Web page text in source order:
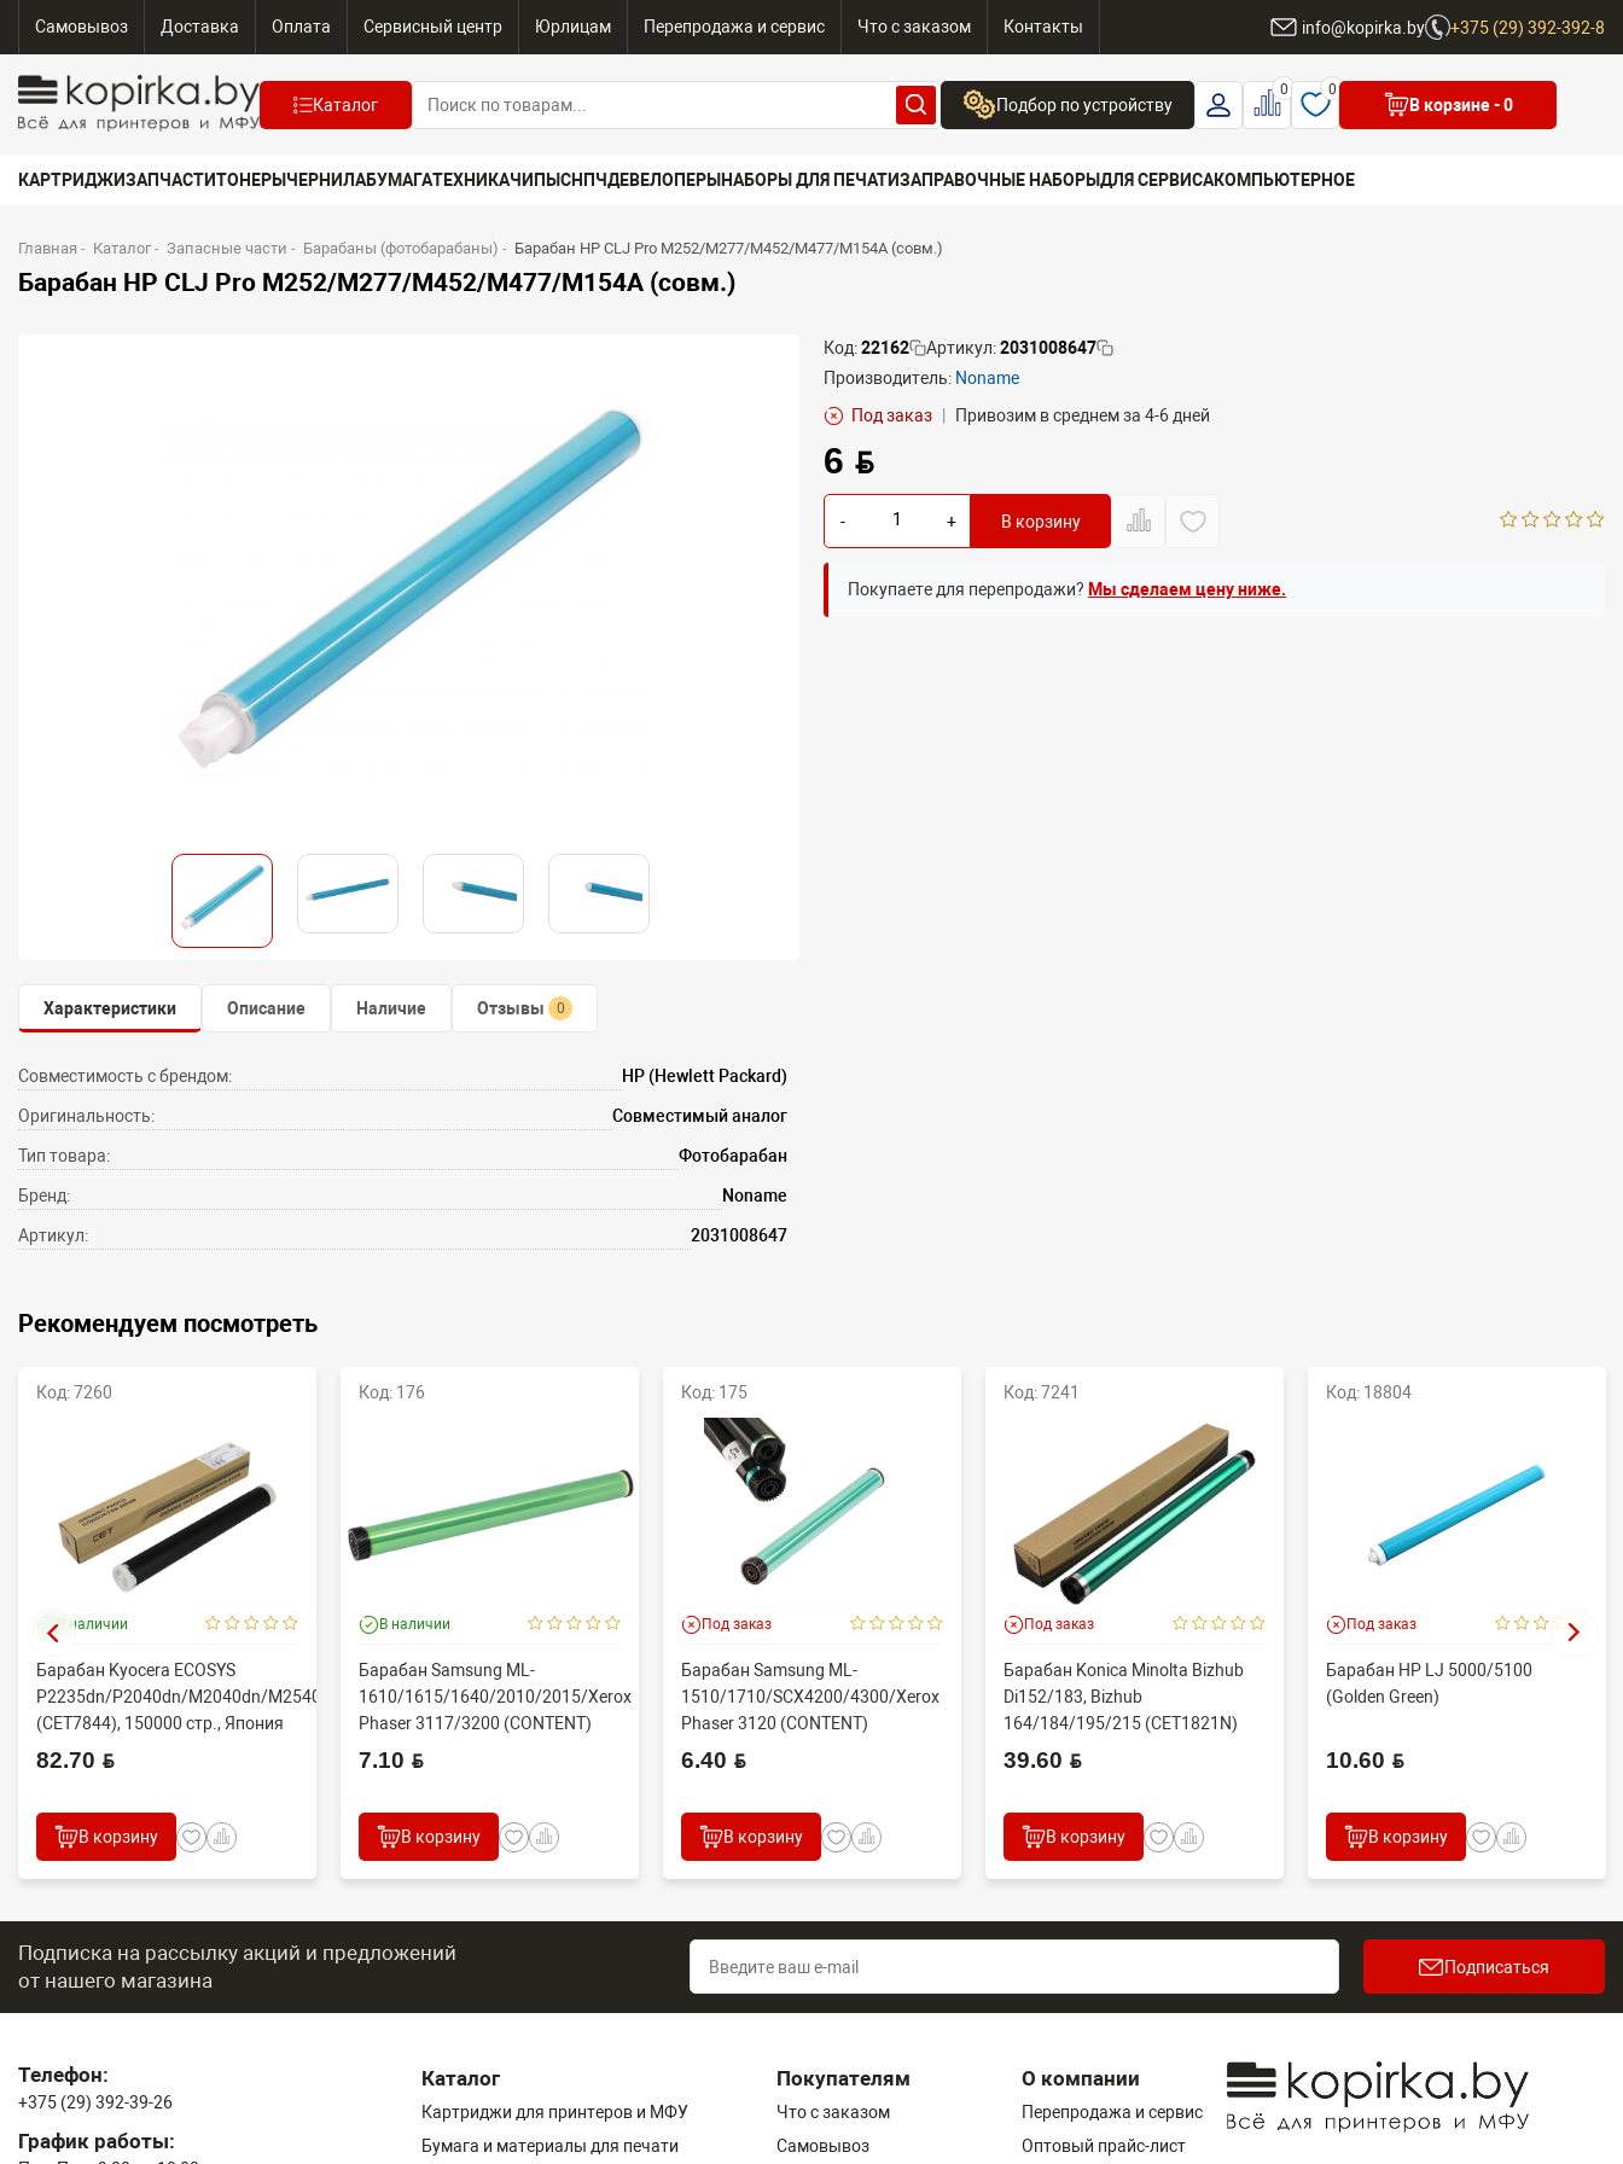
Самовывоз Доставка Оплата Сервисный центр Юрлицам Перепродажа и сервис Что с заказом Контакты info@kopirka.by +375 (29) 392-392-8
Каталог Подбор по устройству
Выберите бренд
0 0
В корзине- 0
КАРТРИДЖИЗАПЧАСТИТОНЕРЫ ЧЕРНИЛАБУМАГАТЕХНИКАЧИПЫСНПЧДЕВЕЛОПЕРЫ НАБОРЫ ДЛЯ ПЕЧАТИЗАПРАВОЧНЫЕ НАБОРЫДЛЯ СЕРВИСАКОМПЬЮТЕРНОЕ
Главная - Каталог - Запасные части - Барабаны (фотобарабаны) - Барабан HP CLJ Pro M252/M277/M452/M477/M154A (совм.)
Барабан HP CLJ Pro M252/M277/M452/M477/M154A (совм.)
Характеристики Описание Наличие Отзывы 0
Совместимость с брендом: HP (Hewlett Packard)
Оригинальность: Совместимый аналог
Тип товара: Фотобарабан
Бренд: Noname
Артикул: 2031008647
Код:22162 Артикул:2031008647
Производитель: Noname
Под заказ
Привозим в среднем за 4-6 дней
6 BYN
- + В корзину
Покупаете для перепродажи? Мы сделаем цену ниже.
Рекомендуем посмотреть
Код: 7260
В наличии
Барабан Kyocera ECOSYS
P2235dn/P2040dn/M2040dn/M2540dw
(CET7844), 150000 стр., Япония
82.70 BYN
В корзину
Код: 176
В наличии
Барабан Samsung ML-
1610/1615/1640/2010/2015/Xerox
Phaser 3117/3200 (CONTENT)
7.10 BYN
В корзину
Код: 175
Под заказ
Барабан Samsung ML-
1510/1710/SCX4200/4300/Xerox
Phaser 3120 (CONTENT)
6.40 BYN
В корзину
Код: 7241
Под заказ
Барабан Konica Minolta Bizhub
Di152/183, Bizhub
164/184/195/215 (CET1821N)
60000 стр.
39.60 BYN
В корзину
Код: 18804
Под заказ
Барабан HP LJ 5000/5100
(Golden Green)
10.60 BYN
В корзину
Подписка на рассылку акций и предложений
от нашего магазина
Подписаться
Телефон:
+375 (29) 392-39-26
График работы:
Каталог
Картриджи для принтеров и МФУ
Бумага и материалы для печати
Покупателям
Что с заказом
Самовывоз
О компании
Перепродажа и сервис
Оптовый прайс-лист